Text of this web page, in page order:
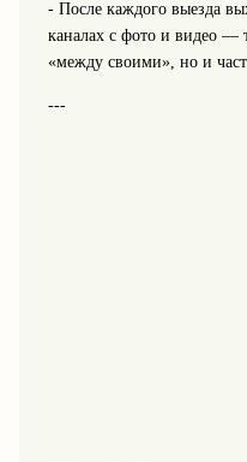
- После каждого выезда
каналах с фото и видео —
«между своими», но и
---